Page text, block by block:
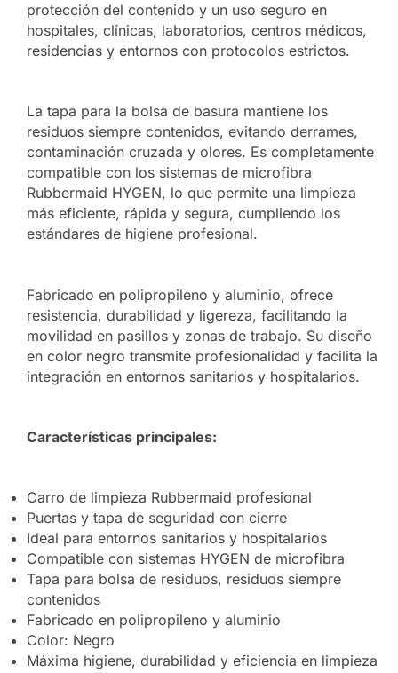
protección del contenido y un uso seguro en
hospitales, clínicas, laboratorios, centros médicos,
residencias y entornos con protocolos estrictos.
La tapa para la bolsa de basura mantiene los
residuos siempre contenidos, evitando derrames,
contaminación cruzada y olores. Es completamente
compatible con los sistemas de microfibra
Rubbermaid HYGEN, lo que permite una limpieza
más eficiente, rápida y segura, cumpliendo los
estándares de higiene profesional.
Fabricado en polipropileno y aluminio, ofrece
resistencia, durabilidad y ligereza, facilitando la
movilidad en pasillos y zonas de trabajo. Su diseño
en color negro transmite profesionalidad y facilita la
integración en entornos sanitarios y hospitalarios.
Características principales:
Carro de limpieza Rubbermaid profesional
Puertas y tapa de seguridad con cierre
Ideal para entornos sanitarios y hospitalarios
Compatible con sistemas HYGEN de microfibra
Tapa para bolsa de residuos, residuos siempre
contenidos
Fabricado en polipropileno y aluminio
Color: Negro
Máxima higiene, durabilidad y eficiencia en limpieza